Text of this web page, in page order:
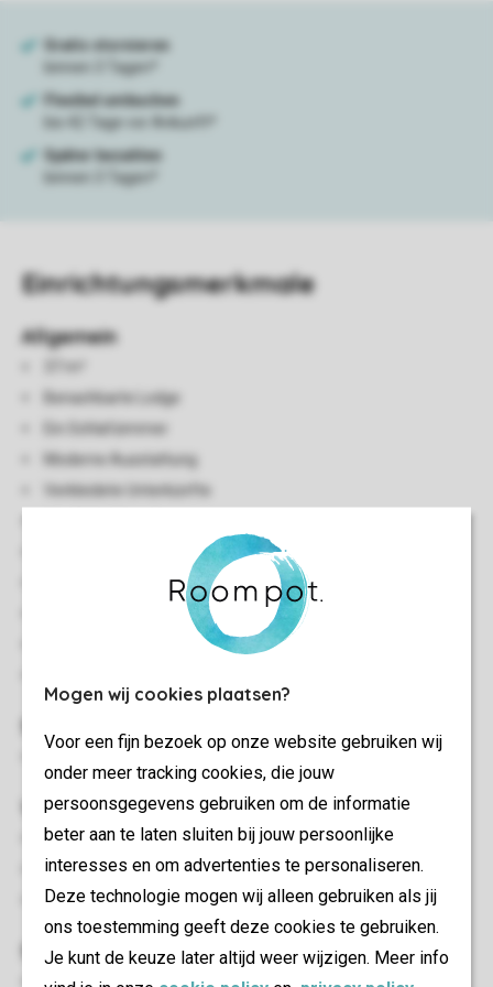
Mogen wij cookies plaatsen?
Voor een fijn bezoek op onze website gebruiken wij
onder meer tracking cookies, die jouw
persoonsgegevens gebruiken om de informatie
beter aan te laten sluiten bij jouw persoonlijke
interesses en om advertenties te personaliseren.
Deze technologie mogen wij alleen gebruiken als jij
ons toestemming geeft deze cookies te gebruiken.
Je kunt de keuze later altijd weer wijzigen. Meer info
Einrichtungsmerkmale
Allgemein
Benachbarte Lodge
Ein Schlafzimmer
Moderne Ausstattung
Verkleidete Unterkünfte
Auf einer Etage gelegen
Rauchen nicht gestattet
Schlafzimmer en suite mit Kingsize-Bett und Smart-TV
Wohn-/Esszimmer
Sitzecke
Essecke
Smart-TV
Sanitär
Badezimmer (vom Schlafzimmer begehbar) mit